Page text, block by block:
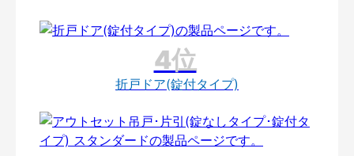
折戸ドア(錠付タイプ)